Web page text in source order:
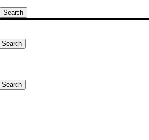
Search
Search
Search